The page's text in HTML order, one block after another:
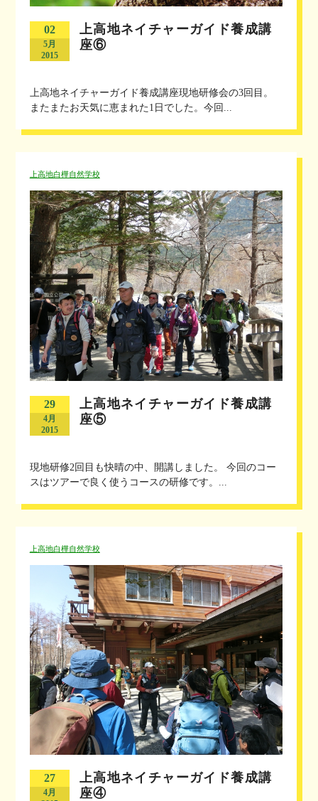
02
5月
2015
上高地ネイチャーガイド養成講
座⑥
上高地ネイチャーガイド養成講座現地研修会の3回目。
またまたお天気に恵まれた1日でした。今回...
上高地白樺自然学校
29
4月
2015
上高地ネイチャーガイド養成講
座⑤
現地研修2回目も快晴の中、開講しました。 今回のコー
スはツアーで良く使うコースの研修です。...
上高地白樺自然学校
27
4月
上高地ネイチャーガイド養成講
座④